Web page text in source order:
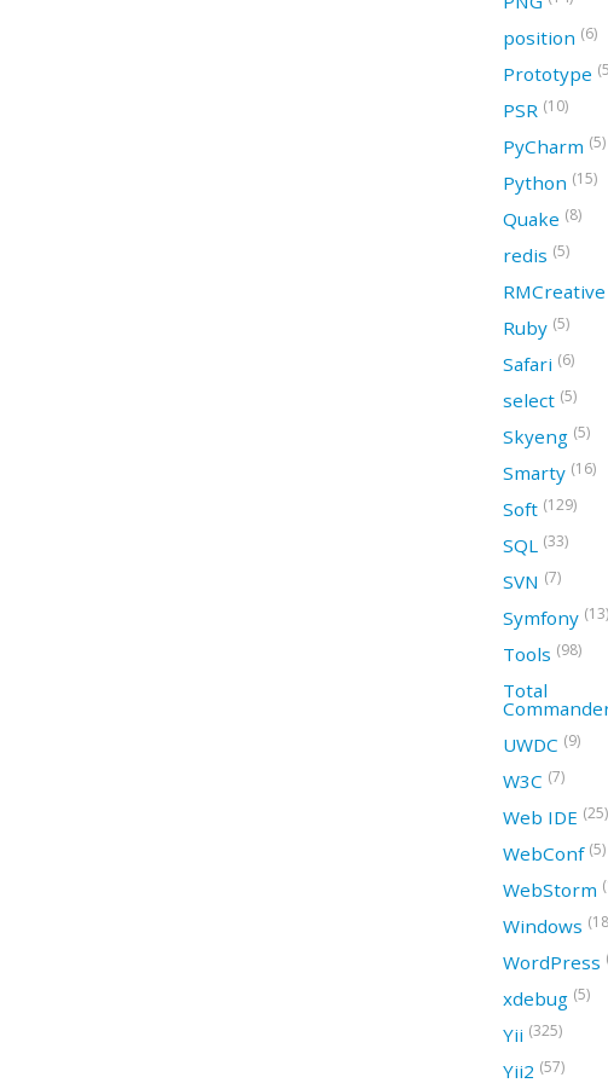
position (6)
Prototype
PSR (10)
PyCharm (5)
Python (15)
Quake (8)
redis (5)
RMCreative
Ruby (5)
Safari (6)
select (5)
Skyeng (5)
Smarty (16)
Soft (129)
SQL (33)
SVN (7)
Symfony (13)
Tools (98)
Total
UWDC (9)
W3C (7)
Web IDE (25)
WebConf (5)
WebStorm
Windows
WordPress
xdebug (5)
Yii (325)
Yii2 (57)